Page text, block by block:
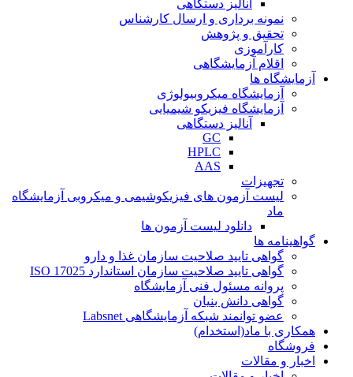
آنالیز دستگاهی
نمونه برداری و ارسال کارشناس
تحقیق و پژوهش
کارآموزی
اقلام آزمایشگاهی
آزمایشگاه ها
آزمایشگاه میکروبیولوژی
آزمایشگاه فیزیکو شیمیایی
آنالیز دستگاهی
GC
HPLC
AAS
تجهیزات
لیست آزمون های فیزیکوشیمی و میکروبی آزمایشگاه
ماد
دانلود لیست آزمون ها
گواهینامه ها
گواهی تایید صلاحیت سازمان غذا و دارو
گواهی تایید صلاحیت سازمان استاندارد ISO 17025
پروانه مسئول فنی آزمایشگاه
گواهی دانش بنیان
عضو توانمند شبکه آزمایشگاهی Labsnet
همکاری با ماد(استخدام)
فروشگاه
اخبار و مقالات